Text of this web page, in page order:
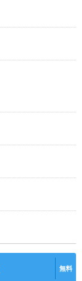
無料